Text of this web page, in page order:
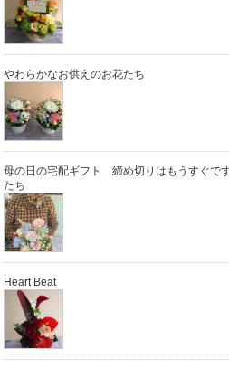
やわらかなお供えのお花たち
母の日の宅配ギフト 締め切りはもうすぐで
たち
Heart Beat